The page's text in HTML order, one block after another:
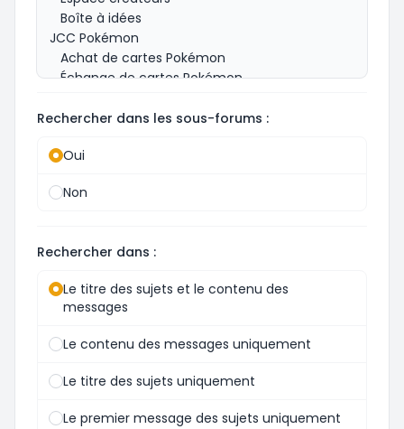
Rechercher dans les sous-forums :
Oui
Non
Rechercher dans :
Le titre des sujets et le contenu des
messages
Le contenu des messages uniquement
Le titre des sujets uniquement
Le premier message des sujets uniquement